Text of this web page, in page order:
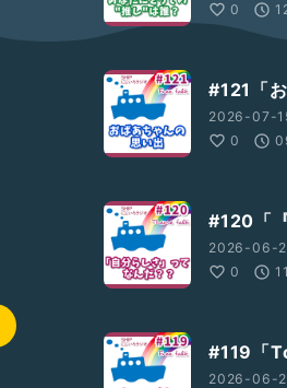
0
#121「
2026-07-
0
#120「
2026-06-
0
#119「
2026-06-